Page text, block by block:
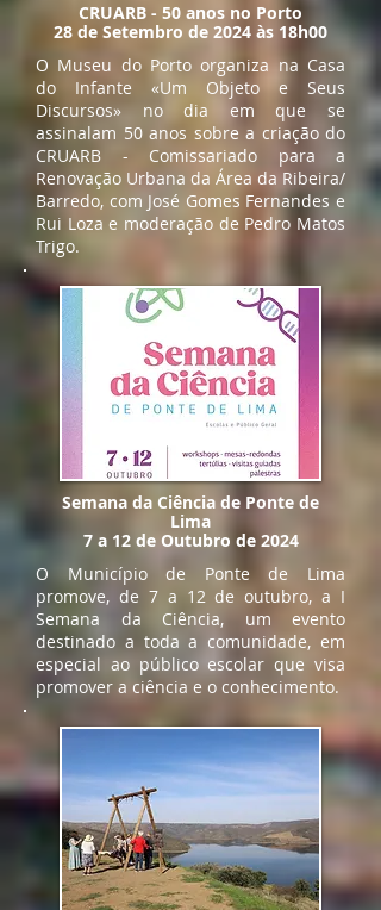
CRUARB - 50 anos no Porto
28 de Setembro de 2024 às 18h00
O Museu do Porto organiza na Casa
do Infante «Um Objeto e Seus
Discursos» no dia em que se
assinalam 50 anos sobre a criação do
CRUARB - Comissariado para a
Renovação Urbana da Área da Ribeira/
Barredo, com José Gomes Fernandes e
Rui Loza e moderação de Pedro Matos
Trigo.
Semana da Ciência de Ponte de
Lima
7 a 12 de Outubro de 2024
O Município de Ponte de Lima
promove, de 7 a 12 de outubro, a I
Semana da Ciência, um evento
destinado a toda a comunidade, em
especial ao público escolar que visa
promover a ciência e o conhecimento.